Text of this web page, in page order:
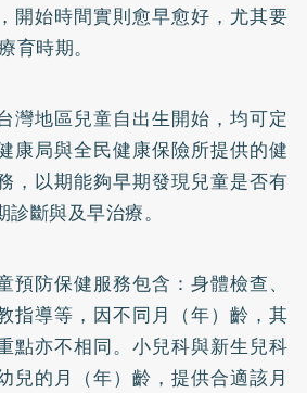
開始時間實則愈早愈好，尤其要
育時期。
灣地區兒童自出生開始，均可定
康局與全民健康保險所提供的健
，以期能夠早期發現兒童是否有
斷與及早治療。
預防保健服務包含：身體檢查、
指導等，因不同月（年）齡，其
點亦不相同。小兒科與新生兒科
兒的月（年）齡，提供合適該月